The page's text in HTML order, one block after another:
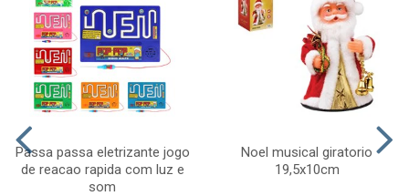
Passa passa eletrizante jogo
de reacao rapida com luz e
som
Noel musical giratorio
19,5x10cm